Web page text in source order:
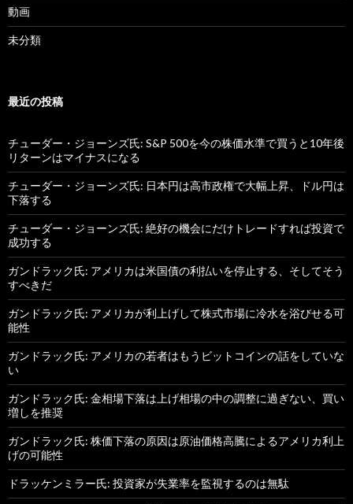
動画
未分類
最近の投稿
チューダー・ジョーンズ氏: S&P 500を今の株価水準で買うと10年後
リターンはマイナスになる
チューダー・ジョーンズ氏: 日本円は高市政権で大幅上昇、ドル円は
下落する
チューダー・ジョーンズ氏: 絶好の機会にだけトレードすれば投資で
成功する
ガンドラック氏: アメリカは米国債の利払いを停止する、そしてそう
すべきだ
ガンドラック氏: アメリカが利上げして株式市場に冷水を浴びせる可
能性
ガンドラック氏: アメリカの若者はもうビットコインの話をしていな
い
ガンドラック氏: 金相場下落は上げ相場の中の調整に過ぎない、買い
増しを推奨
ガンドラック氏: 株価下落の原因は原油価格高騰によるアメリカ利上
げの可能性
ドラッケンミラー氏: 投資家が失業率を監視するのは無駄